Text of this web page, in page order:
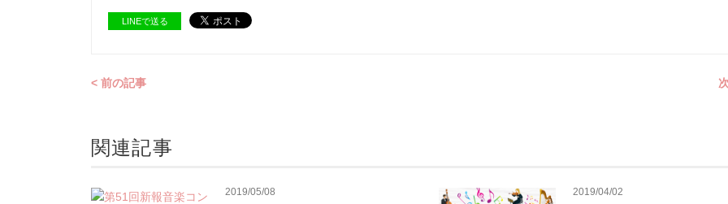
LINEで送る
< 前の記事
関連記事
2019/05/08 2019/04/02